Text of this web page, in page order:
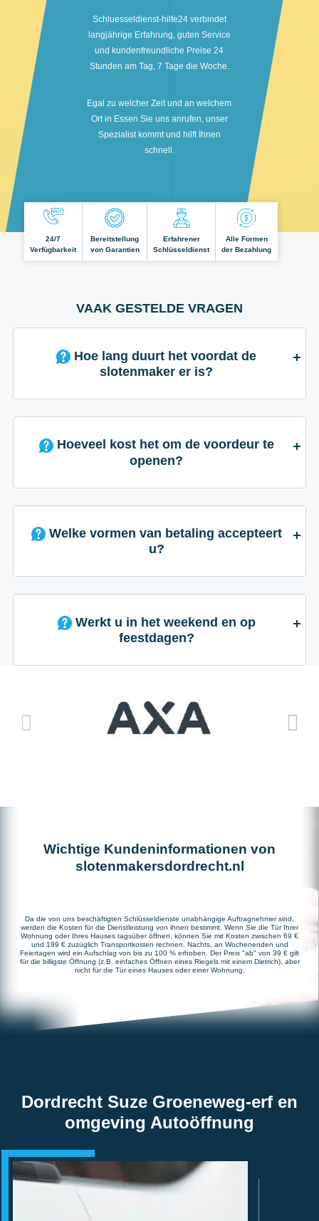
Schluesseldienst-hilfe24 verbindet
langjährige Erfahrung, guten Service
und kundenfreundliche Preise 24
Stunden am Tag, 7 Tage die Woche.
Egal zu welcher Zeit und an welchem
Ort in Essen Sie uns anrufen, unser
Spezialist kommt und hilft Ihnen
schnell.
24/7
Verfügbarkeit
Bereitstellung
von Garantien
Erfahrener
Schlüsseldienst
Alle Formen
der Bezahlung
VAAK GESTELDE VRAGEN
slotenmaker er is?
Hoeveel kost het om de voordeur te
openen?
Welke vormen van betaling accepteert
u?
Werkt u in het weekend en op
feestdagen?
Wichtige Kundeninformationen von
slotenmakersdordrecht.nl
Da die von uns beschäftigten Schlüsseldienste unabhängige Auftragnehmer sind,
werden die Kosten für die Dienstleistung von ihnen bestimmt. Wenn Sie die Tür Ihrer
Wohnung oder Ihres Hauses tagsüber öffnen, können Sie mit Kosten zwischen 69 €
und 199 € zuzüglich Transportkosten rechnen. Nachts, an Wochenenden und
Feiertagen wird ein Aufschlag von bis zu 100 % erhoben. Der Preis "ab" von 39 € gilt
für die billigste Öffnung (z.B. einfaches Öffnen eines Riegels mit einem Dietrich), aber
nicht für die Tür eines Hauses oder einer Wohnung.
Dordrecht Suze Groeneweg-erf en
omgeving Autoöffnung